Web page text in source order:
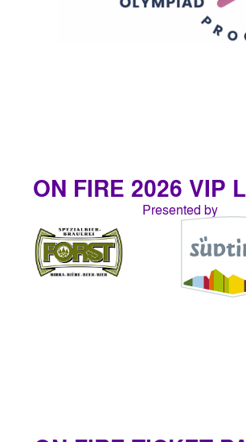
ON FIRE 2026 VIP
Presented by